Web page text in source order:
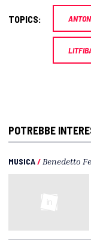
TOPICS:
POTREBBE
MUSICA/ Benedetto